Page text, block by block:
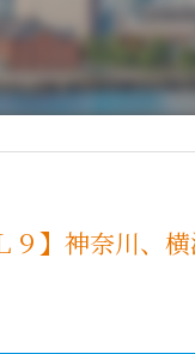
】神奈川、